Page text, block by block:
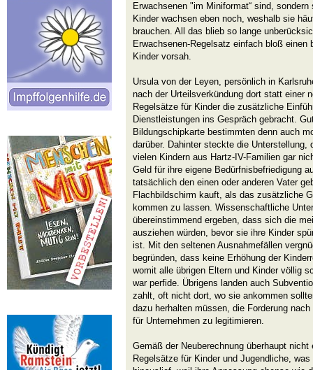
Erwachsenen "im Miniformat“ sind,
Kinder wachsen eben noch, weshalb sie
brauchen. All das blieb so lange
Erwachsenen-Regelsatz einfach bloß
Kinder vorsah.
Ursula von der Leyen, persönlich in
nach der Urteilsverkündung dort statt einer
Regelsätze für Kinder die zusätzliche
Dienstleistungen ins Gespräch gebracht.
Bildungschipkarte bestimmten denn auch
darüber. Dahinter steckte die Unterstellung,
vielen Kindern aus Hartz-IV-Familien gar
Geld für ihre eigene Bedürfnisbefriedigung
tatsächlich den einen oder anderen Vater
Flachbildschirm kauft, als das zusätzliche
kommen zu lassen. Wissenschaftliche
übereinstimmend ergeben, dass sich die
ausziehen würden, bevor sie ihre Kinder
ist. Mit den seltenen Ausnahmefällen
begründen, dass keine Erhöhung der
womit alle übrigen Eltern und Kinder völlig
war perfide. Übrigens landen auch
zahlt, oft nicht dort, wo sie ankommen
dazu herhalten müssen, die Forderung
für Unternehmen zu legitimieren.
Gemäß der Neuberechnung überhaupt nicht
Regelsätze für Kinder und Jugendliche,